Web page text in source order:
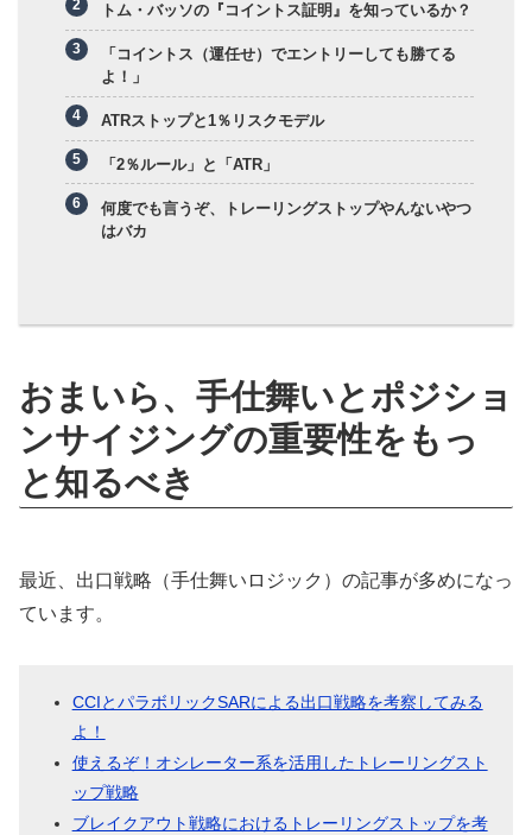
トム・バッソの『コイントス証明』を知っているか？
「コイントス（運任せ）でエントリーしても勝てる
よ！」
ATRストップと1％リスクモデル
「2％ルール」と「ATR」
何度でも言うぞ、トレーリングストップやんないやつ
はバカ
おまいら、手仕舞いとポジショ
ンサイジングの重要性をもっ
と知るべき
最近、出口戦略（手仕舞いロジック）の記事が多めになっ
ています。
CCIとパラボリックSARによる出口戦略を考察してみる
よ！
使えるぞ！オシレーター系を活用したトレーリングスト
ップ戦略
ブレイクアウト戦略におけるトレーリングストップを考